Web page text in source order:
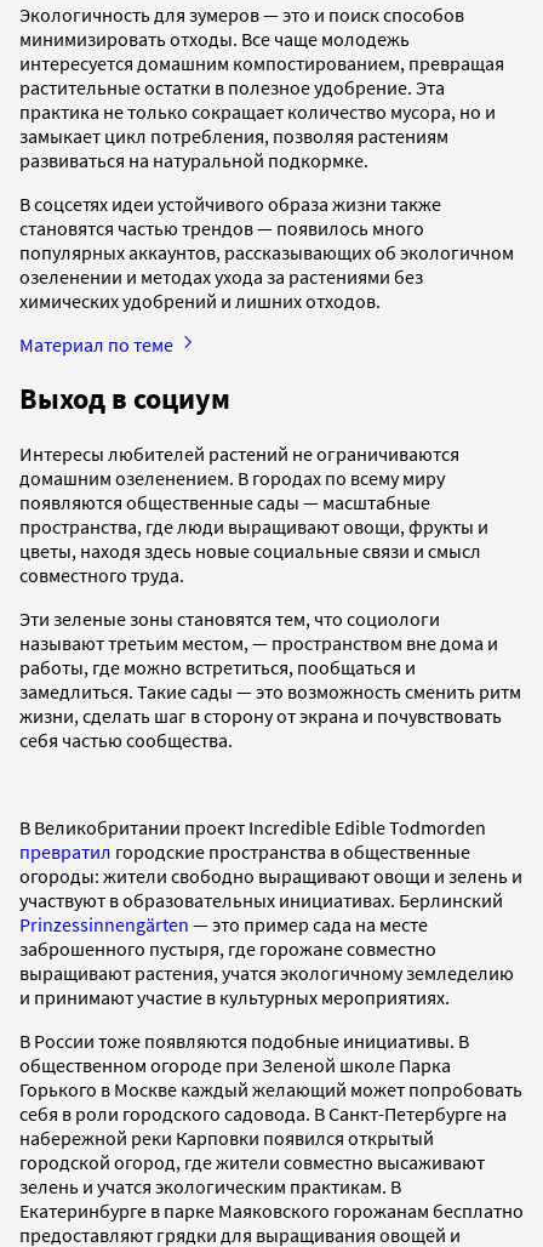
Экологичность для зумеров — это и поиск способов
минимизировать отходы. Все чаще молодежь
интересуется домашним компостированием, превращая
растительные остатки в полезное удобрение. Эта
практика не только сокращает количество мусора, но и
замыкает цикл потребления, позволяя растениям
развиваться на натуральной подкормке.
В соцсетях идеи устойчивого образа жизни также
становятся частью трендов — появилось много
популярных аккаунтов, рассказывающих об экологичном
озеленении и методах ухода за растениями без
химических удобрений и лишних отходов.
Материал по теме
Выход в социум
Интересы любителей растений не ограничиваются
домашним озеленением. В городах по всему миру
появляются общественные сады — масштабные
пространства, где люди выращивают овощи, фрукты и
цветы, находя здесь новые социальные связи и смысл
совместного труда.
Эти зеленые зоны становятся тем, что социологи
называют третьим местом, — пространством вне дома и
работы, где можно встретиться, пообщаться и
замедлиться. Такие сады — это возможность сменить ритм
жизни, сделать шаг в сторону от экрана и почувствовать
себя частью сообщества.
В Великобритании проект Incredible Edible Todmorden
превратил городские пространства в общественные
огороды: жители свободно выращивают овощи и зелень и
участвуют в образовательных инициативах. Берлинский
Prinzessinnengärten — это пример сада на месте
заброшенного пустыря, где горожане совместно
выращивают растения, учатся экологичному земледелию
и принимают участие в культурных мероприятиях.
В России тоже появляются подобные инициативы. В
общественном огороде при Зеленой школе Парка
Горького в Москве каждый желающий может попробовать
себя в роли городского садовода. В Санкт-Петербурге на
набережной реки Карповки появился открытый
городской огород, где жители совместно высаживают
зелень и учатся экологическим практикам. В
Екатеринбурге в парке Маяковского горожанам бесплатно
предоставляют грядки для выращивания овощей и